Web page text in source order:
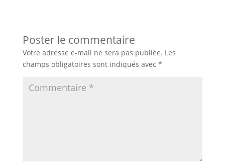
Poster le commentaire
Votre adresse e-mail ne sera pas publiée. Les
champs obligatoires sont indiqués avec *